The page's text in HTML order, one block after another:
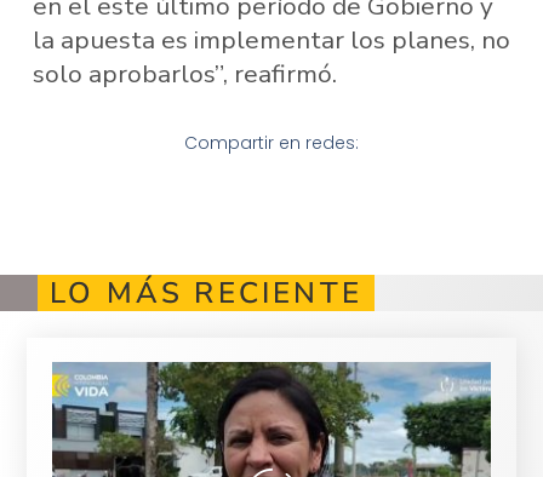
la apuesta es implementar los planes, no
solo aprobarlos”, reafirmó.
Compartir en redes:
LO MÁS RECIENTE